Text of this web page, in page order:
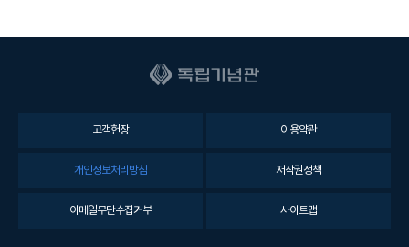
고객헌장 이용약관
개인정보처리방침 저작권정책
이메일무단수집거부 사이트맵